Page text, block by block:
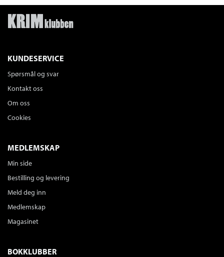
KUNDESERVICE
Spørsmål og svar
Kontakt oss
Om oss
Cookies
MEDLEMSKAP
Min side
Bestilling og levering
Meld deg inn
Medlemskap
Magasinet
BOKKLUBBER